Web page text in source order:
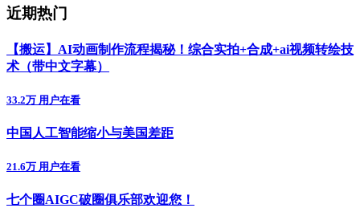
近期热门
【搬运】AI动画制作流程揭秘！综合实拍+合成+ai视频转绘技
术（带中文字幕）
33.2万 用户在看
中国人工智能缩小与美国差距
21.6万 用户在看
七个圈AIGC破圈俱乐部欢迎您！